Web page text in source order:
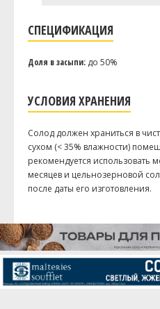
СПЕЦИФИКАЦИЯ
Доля в засыпи: до 50%
УСЛОВИЯ ХРАНЕНИЯ
Солод должен храниться в
сухом (< 35% влажности)
рекомендуется использовать
месяцев и цельнозерновой
после даты его изготовления.